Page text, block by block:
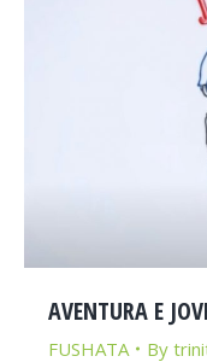
AVENTURA E
FUSHATA By